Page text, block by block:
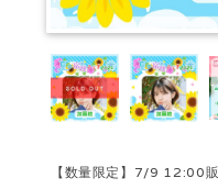
【数量限定】7/9 12:00